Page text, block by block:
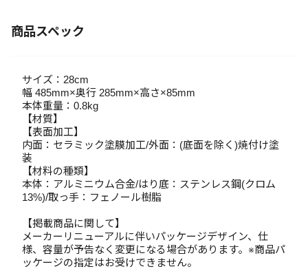
商品スペック
サイズ：28cm
幅 485mm×奥行 285mm×高さ×85mm
本体重量：0.8kg
【材質】
【表面加工】
内面：セラミック塗膜加工/外面：(底面を除く)焼付け塗
装
【材料の種類】
本体：アルミニウム合金/はり底：ステンレス鋼(クロム
13%)/取っ手：フェノール樹脂
【掲載商品に関して】
メーカーリニューアルに伴いパッケージデザイン、仕
様、容量が予告なく変更になる場合があります。※商品パ
ッケージの指定はお受けできません。